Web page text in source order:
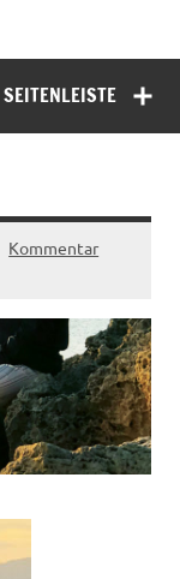
SEITENLEISTE
Kommentar